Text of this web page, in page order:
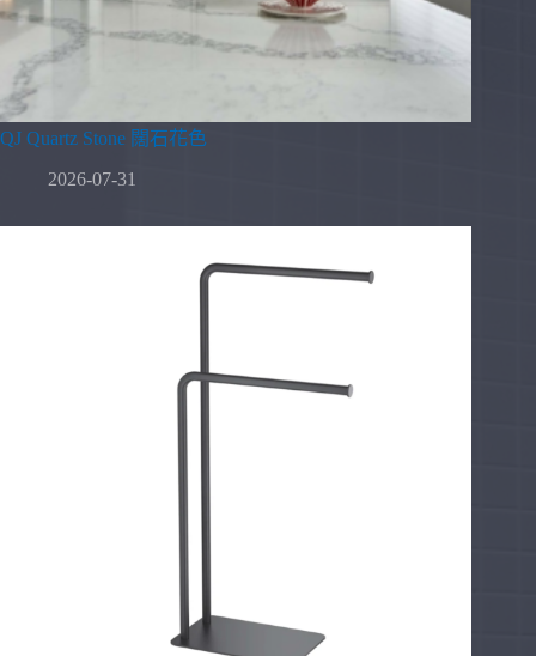
QJ Quartz Stone 闊石花色
2026-07-31